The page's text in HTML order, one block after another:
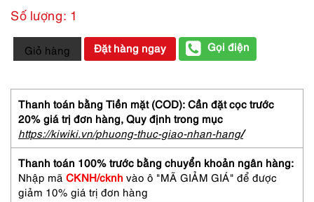
Số lượng: 1
0977-
Ghim
áo-
Silver
gold
color
brooch-
Khá
mới
Giỏ hàng Đặt hàng ngay Gọi điện
Thanh toán bằng Tiền mặt (COD): Cần đặt cọc trước
20% giá trị đơn hàng, Quy định trong mục
https://kiwiki.vn/phuong-thuc-giao-nhan-hang/
Thanh toán 100% trước bằng chuyển khoản ngân hàng:
Nhập mã CKNH/cknh vào ô "MÃ GIẢM GIÁ" để được
giảm 10% giá trị đơn hàng